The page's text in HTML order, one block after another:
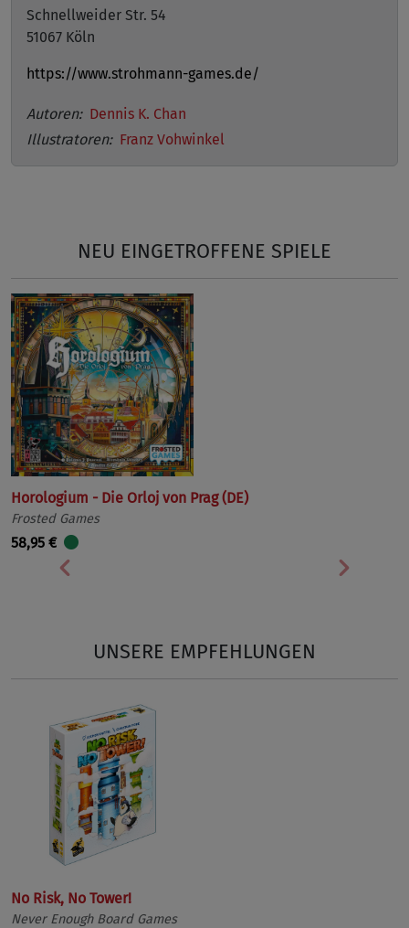
Schnellweider Str. 54
51067 Köln
https://www.strohmann-games.de/
Autoren: Dennis K. Chan
Illustratoren: Franz Vohwinkel
NEU EINGETROFFENE SPIELE
Horologium - Die Orloj von Prag (DE)
Frosted Games
58,95 €
Vorherige
UNSERE EMPFEHLUNGEN
No Risk, No Tower!
Never Enough Board Games